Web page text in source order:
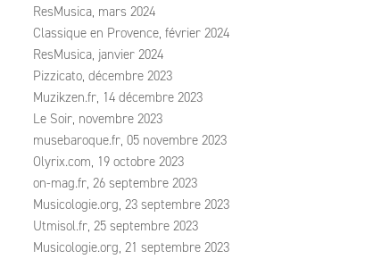
ResMusica, mars 2024
Classique en Provence, février 2024
ResMusica, janvier 2024
Pizzicato, décembre 2023
Muzikzen.fr, 14 décembre 2023
Le Soir, novembre 2023
musebaroque.fr, 05 novembre 2023
Olyrix.com, 19 octobre 2023
on-mag.fr, 26 septembre 2023
Musicologie.org, 23 septembre 2023
Utmisol.fr, 25 septembre 2023
Musicologie.org, 21 septembre 2023